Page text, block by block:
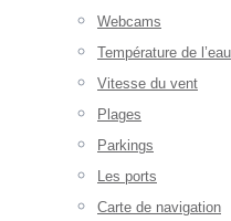
Webcams
Température de l’eau
Vitesse du vent
Plages
Parkings
Les ports
Carte de navigation